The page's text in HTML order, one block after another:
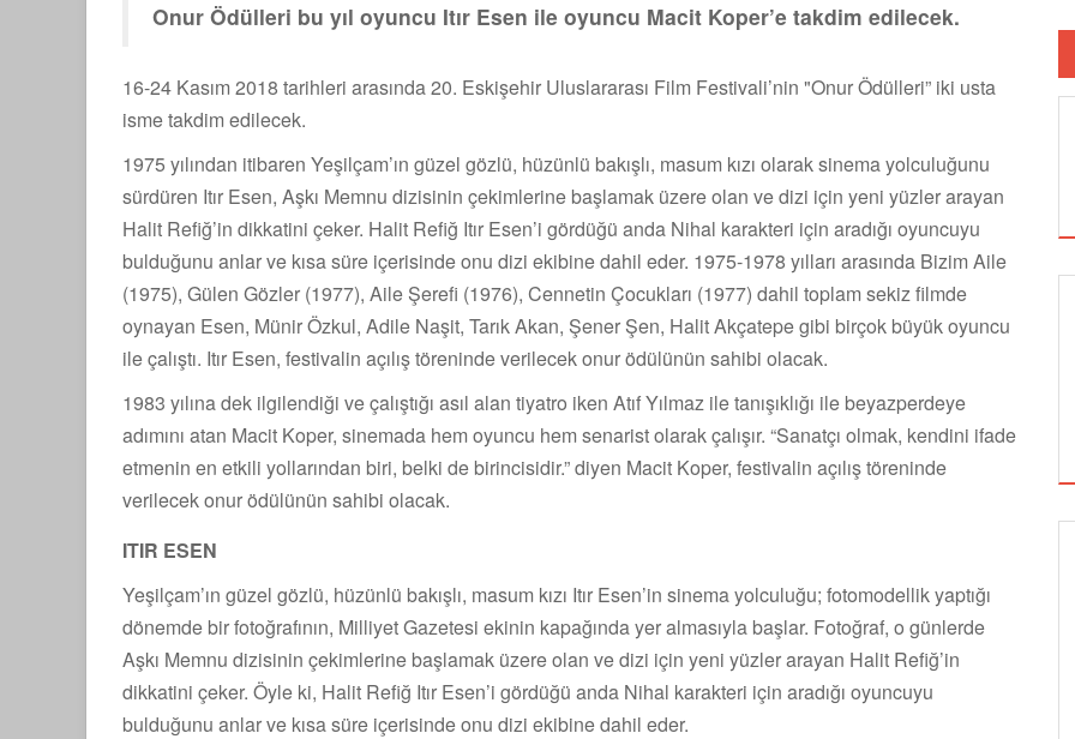
Onur Ödülleri bu yıl oyuncu Itır Esen ile oyuncu Macit Koper’e takdim edilecek.
16-24 Kasım 2018 tarihleri arasında 20. Eskişehir Uluslararası Film Festivali’nin "Onur Ödülleri” iki usta
isme takdim edilecek.
1975 yılından itibaren Yeşilçam’ın güzel gözlü, hüzünlü bakışlı, masum kızı olarak sinema yolculuğunu
sürdüren Itır Esen, Aşkı Memnu dizisinin çekimlerine başlamak üzere olan ve dizi için yeni yüzler arayan
Halit Refiğ’in dikkatini çeker. Halit Refiğ Itır Esen’i gördüğü anda Nihal karakteri için aradığı oyuncuyu
bulduğunu anlar ve kısa süre içerisinde onu dizi ekibine dahil eder. 1975-1978 yılları arasında Bizim Aile
(1975), Gülen Gözler (1977), Aile Şerefi (1976), Cennetin Çocukları (1977) dahil toplam sekiz filmde
oynayan Esen, Münir Özkul, Adile Naşit, Tarık Akan, Şener Şen, Halit Akçatepe gibi birçok büyük oyuncu
ile çalıştı. Itır Esen, festivalin açılış töreninde verilecek onur ödülünün sahibi olacak.
1983 yılına dek ilgilendiği ve çalıştığı asıl alan tiyatro iken Atıf Yılmaz ile tanışıklığı ile beyazperdeye
adımını atan Macit Koper, sinemada hem oyuncu hem senarist olarak çalışır. “Sanatçı olmak, kendini ifade
etmenin en etkili yollarından biri, belki de birincisidir.” diyen Macit Koper, festivalin açılış töreninde
verilecek onur ödülünün sahibi olacak.
ITIR ESEN
Yeşilçam’ın güzel gözlü, hüzünlü bakışlı, masum kızı Itır Esen’in sinema yolculuğu; fotomodellik yaptığı
dönemde bir fotoğrafının, Milliyet Gazetesi ekinin kapağında yer almasıyla başlar. Fotoğraf, o günlerde
Aşkı Memnu dizisinin çekimlerine başlamak üzere olan ve dizi için yeni yüzler arayan Halit Refiğ’in
dikkatini çeker. Öyle ki, Halit Refiğ Itır Esen’i gördüğü anda Nihal karakteri için aradığı oyuncuyu
bulduğunu anlar ve kısa süre içerisinde onu dizi ekibine dahil eder.
ALTIN KOZA'NIN ONUR ÖDÜLLERİ FERZAN
ÖZPETEK VE VAHİDE PERÇİN'İN